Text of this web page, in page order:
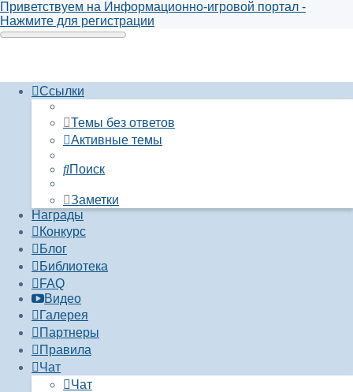
Приветствуем на Информационно-игровой портал -
Нажмите для регистрации
Ссылки
Темы без ответов
Активные темы
Поиск
Заметки
Награды
Конкурс
Блог
Библиотека
FAQ
Видео
Галерея
Партнеры
Правила
Чат
Чат